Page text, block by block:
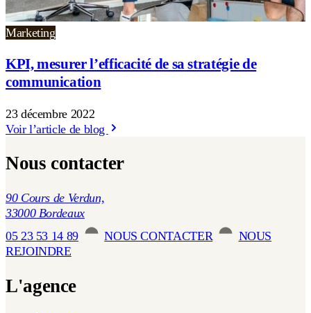
Marketing
KPI, mesurer l’efficacité de sa stratégie de
communication
23 décembre 2022
Voir l’article de blog
Nous contacter
90 Cours de Verdun,
33000 Bordeaux
05 23 53 14 89
NOUS CONTACTER
NOUS
REJOINDRE
L'agence